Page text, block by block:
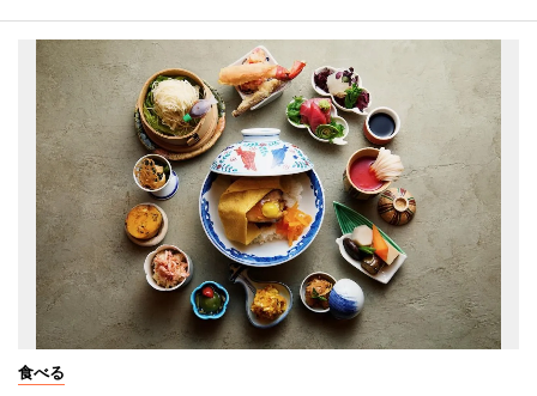
食べる